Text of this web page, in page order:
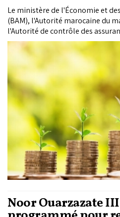
Le ministère de l'Économie et
(BAM), l'Autorité marocaine du
l'Autorité de contrôle des
sociale (ACAPS), ainsi que le
énergétique et du
consultation publique sur le
cadre de la poursuite du
taxonomie financière verte du
Noor Ouarzazate